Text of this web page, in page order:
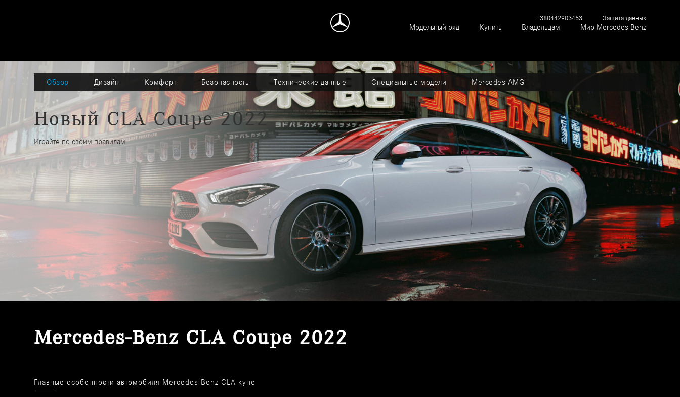
Защита данных
+380442903453
Модельный ряд Купить Владельцам Мир Mercedes-Benz
Обзор Дизайн Комфорт Безопасность Технические данные Специальные модели Mercedes-AMG
Новый CLA Coupe 2022
Играйте по своим правилам
Mercedes-Benz CLA Coupe 2022
Главные особенности автомобиля Mercedes-Benz CLA купе